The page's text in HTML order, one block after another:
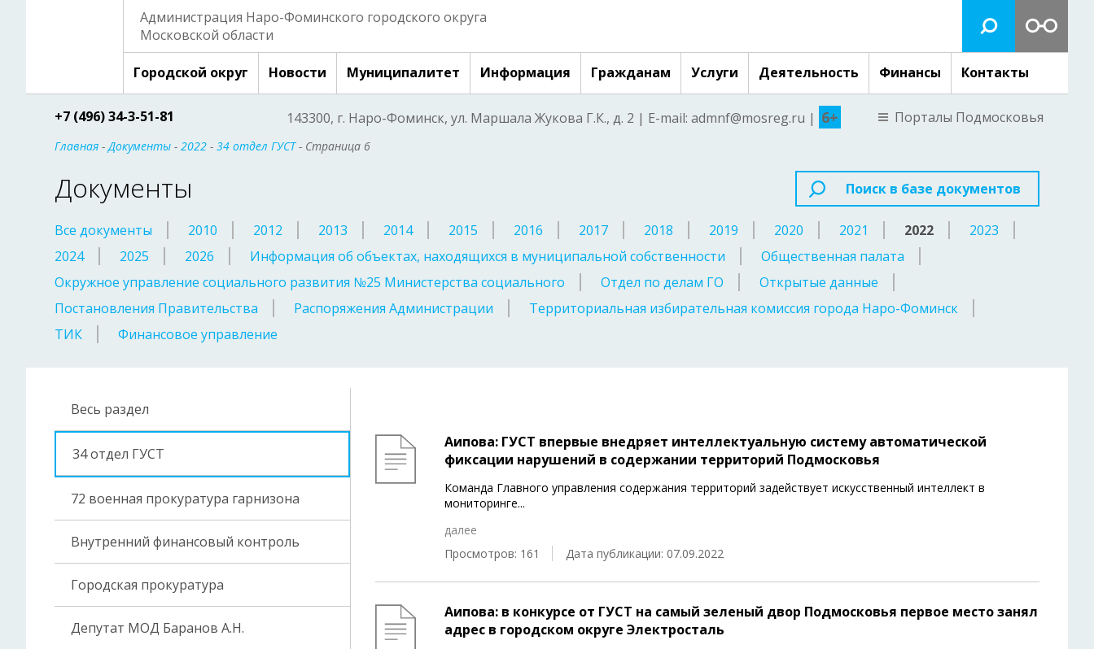
Администрация Наро-Фоминского городского округа
Московской области
Городской округ Новости Муниципалитет Информация Гражданам Услуги Деятельность Финансы Контакты
+7 (496) 34-3-51-81 143300, г. Наро-Фоминск, ул. Маршала Жукова Г.К., д. 2 | E-mail: admnf@mosreg.ru | 6+ Порталы Подмосковья
Главная -Документы - 2022 - 34 отдел ГУСТ- Страница 6
Документы Поиск в базе документов
Все документы 2010 2012 2013 2014 2015 2016 2017 2018 2019 2020 2021 2022
2023
2024
2025 2026 Информация об объектах, находящихся в муниципальной собственности
Общественная палата
Окружное управление социального развития №25 Министерства социального
Отдел по делам ГО
Открытые данные
Постановления Правительства
Распоряжения Администрации
Территориальная избирательная комиссия города Наро-Фоминск
ТИК
Финансовое управление
Весь раздел
34 отдел ГУСТ
72 военная прокуратура гарнизона
Внутренний финансовый контроль
Городская прокуратура
Депутат МОД Баранов А.Н.
Аипова: ГУСТ впервые внедряет интеллектуальную систему автоматической
фиксации нарушений в содержании территорий Подмосковья
Команда Главного управления содержания территорий задействует искусственный интеллект в
мониторинге...
далее
Просмотров: 161
Дата публикации: 07.09.2022
Аипова: в конкурсе от ГУСТ на самый зеленый двор Подмосковья первое место занял
адрес в городском округе Электросталь